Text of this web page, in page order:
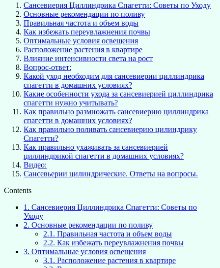
Сансевиерия Циллиндрика Спагетти: Советы по Уходу
Основные рекомендации по поливу
Правильная частота и объем воды
Как избежать переувлажнения почвы
Оптимальные условия освещения
Расположение растения в квартире
Влияние интенсивности света на рост
Вопрос-ответ:
Какой уход необходим для сансевиерии циллиндрика
спагетти в домашних условиях?
Какие особенности ухода за сансевиерией циллиндрика
спагетти нужно учитывать?
Как правильно размножать сансевиерию циллиндрика
спагетти в домашних условиях?
Как правильно поливать сансевиерию цилиндрику
Спагетти?
Как правильно ухаживать за сансевиерией
циллиндрикой спагетти в домашних условиях?
Видео:
Сансевьерии цилиндрические. Ответы на вопросы.
Contents
1. Сансевиерия Циллиндрика Спагетти: Советы по
Уходу
2. Основные рекомендации по поливу
2.1. Правильная частота и объем воды
2.2. Как избежать переувлажнения почвы
3. Оптимальные условия освещения
3.1. Расположение растения в квартире